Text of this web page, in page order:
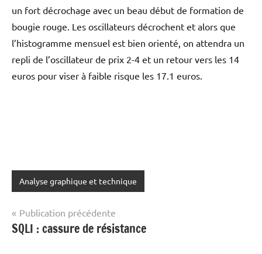
un fort décrochage avec un beau début de formation de
bougie rouge. Les oscillateurs décrochent et alors que
l’histogramme mensuel est bien orienté, on attendra un
repli de l’oscillateur de prix 2-4 et un retour vers les 14
euros pour viser à faible risque les 17.1 euros.
Analyse graphique et technique
Navigation
de
Publication précédente
SQLI : cassure de résistance